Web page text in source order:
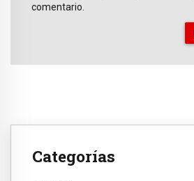
comentario.
Categorías